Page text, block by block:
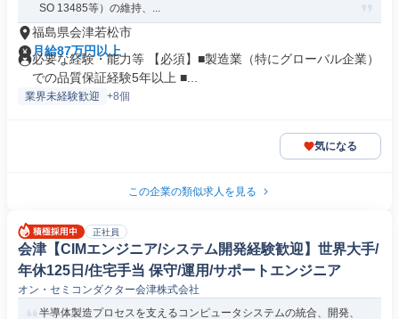
SO 13485等）の維持、...
福島県会津若松市
月給87万円以上
必要な経験・能力等 【必須】■製造業（特にグローバル企業）
での品質保証経験5年以上 ■...
業界未経験歓迎 +8個
気になる
この企業の類似求人を見る
正社員
会津【CIMエンジニア/システム開発経験歓迎】世界大手/
年休125日/住宅手当 保守/運用/サポートエンジニア
オン・セミコンダクター会津株式会社
半導体製造プロセスを支えるコンピュータシステムの統合、開発、